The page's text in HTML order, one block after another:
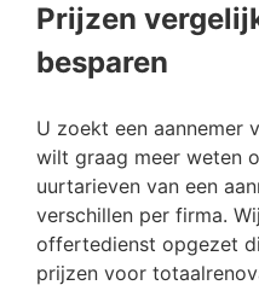
Prijzen
besparen
U zoekt een aannemer
wilt graag meer weten
uurtarieven van een
verschillen per firma.
offertedienst opgezet
prijzen voor